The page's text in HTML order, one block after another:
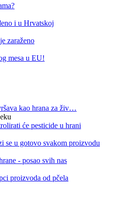
i u Hrvatskoj
zaraženo
mesa u EU!
kao hrana za živ…
će pesticide u hrani
se u gotovo svakom proizvodu
- posao svih nas
proizvoda od pčela